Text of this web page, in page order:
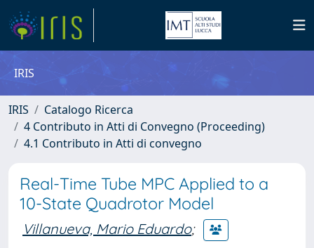
IRIS
IRIS
Catalogo Ricerca
4 Contributo in Atti di Convegno (Proceeding)
4.1 Contributo in Atti di convegno
Real-Time Tube MPC Applied to a
10-State Quadrotor Model
Villanueva, Mario Eduardo;